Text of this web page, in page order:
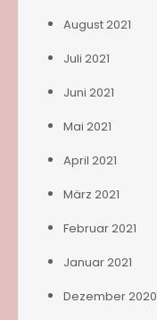
August 2021
Juli 2021
Juni 2021
Mai 2021
April 2021
März 2021
Februar 2021
Januar 2021
Dezember 2020